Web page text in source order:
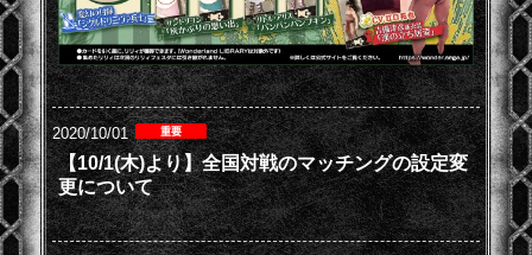
2020/10/01
【10/1(木)より】全国対戦のマッチングの設定変
更について